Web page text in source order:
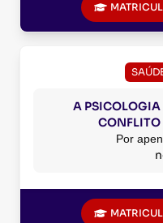
A PSICOLOGIA
Por